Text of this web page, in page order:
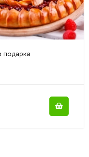
подарка